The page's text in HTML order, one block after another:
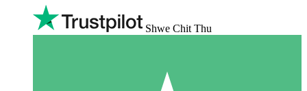
Shwe Chit Thu